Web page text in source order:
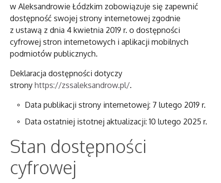
w Aleksandrowie Łódzkim zobowiązuje się zapewnić
dostępność swojej strony internetowej zgodnie
z ustawą z dnia 4 kwietnia 2019 r. o dostępności
cyfrowej stron internetowych i aplikacji mobilnych
podmiotów publicznych.
Deklaracja dostępności dotyczy
strony https://zssaleksandrow.pl/.
Data publikacji strony internetowej: 7 lutego 2019 r.
Data ostatniej istotnej aktualizacji: 10 lutego 2025 r.
Stan dostępności
cyfrowej